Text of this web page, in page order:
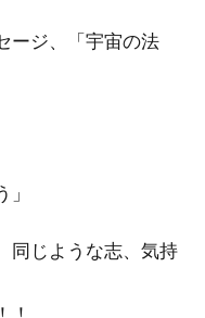
ージ、「宇宙の法
同じような志、気持
！